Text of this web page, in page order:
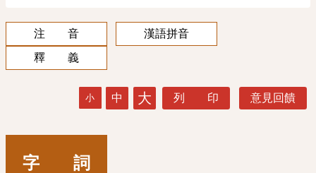
注 音
漢語拼音
釋 義
小 中 大 列 印 意見回饋
字 詞